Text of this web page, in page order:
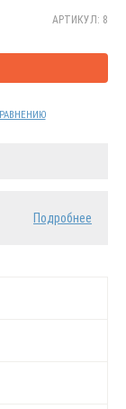
АРТИКУЛ: 8
Подробнее